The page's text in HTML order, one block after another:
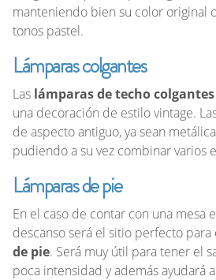
manteniendo bien su color original
tonos pastel.
Lámparas colgantes
Las lámparas de techo colgantes
una decoración de estilo vintage.
de aspecto antiguo, ya sean
pudiendo a su vez combinar varios
Lámparas de pie
En el caso de contar con una mesa
descanso será el sitio perfecto para
de pie. Será muy útil para tener el
poca intensidad y además ayudará